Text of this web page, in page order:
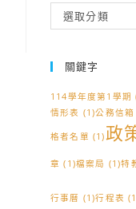
類
選取分類
關鍵字
114學年度第1學期
情形表 (1)公務信箱
格者名單 (1)政
章 (1)檔案局 (1)特
行事曆 (1)行程表